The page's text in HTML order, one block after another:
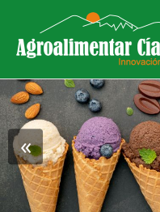
content
«